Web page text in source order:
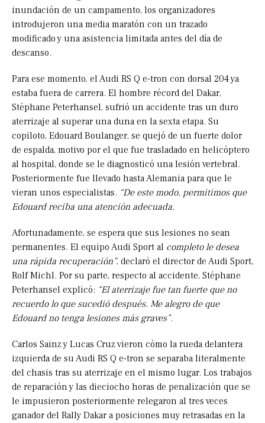
inundación de un campamento, los organizadores
introdujeron una media maratón con un trazado
modificado y una asistencia limitada antes del día de
descanso.
Para ese momento, el Audi RS Q e-tron con dorsal 204 ya
estaba fuera de carrera. El hombre récord del Dakar,
Stéphane Peterhansel, sufrió un accidente tras un duro
aterrizaje al superar una duna en la sexta etapa. Su
copiloto, Edouard Boulanger, se quejó de un fuerte dolor
de espalda, motivo por el que fue trasladado en helicóptero
al hospital, donde se le diagnosticó una lesión vertebral.
Posteriormente fue llevado hasta Alemania para que le
vieran unos especialistas. “De este modo, permitimos que
Edouard reciba una atención adecuada.
Afortunadamente, se espera que sus lesiones no sean
permanentes. El equipo Audi Sport al completo le desea
una rápida recuperación”, declaró el director de Audi Sport,
Rolf Michl. Por su parte, respecto al accidente, Stéphane
Peterhansel explicó: “El aterrizaje fue tan fuerte que no
recuerdo lo que sucedió después. Me alegro de que
Edouard no tenga lesiones más graves”.
Carlos Sainz y Lucas Cruz vieron cómo la rueda delantera
izquierda de su Audi RS Q e-tron se separaba literalmente
del chasis tras su aterrizaje en el mismo lugar. Los trabajos
de reparación y las dieciocho horas de penalización que se
le impusieron posteriormente relegaron al tres veces
ganador del Rally Dakar a posiciones muy retrasadas en la